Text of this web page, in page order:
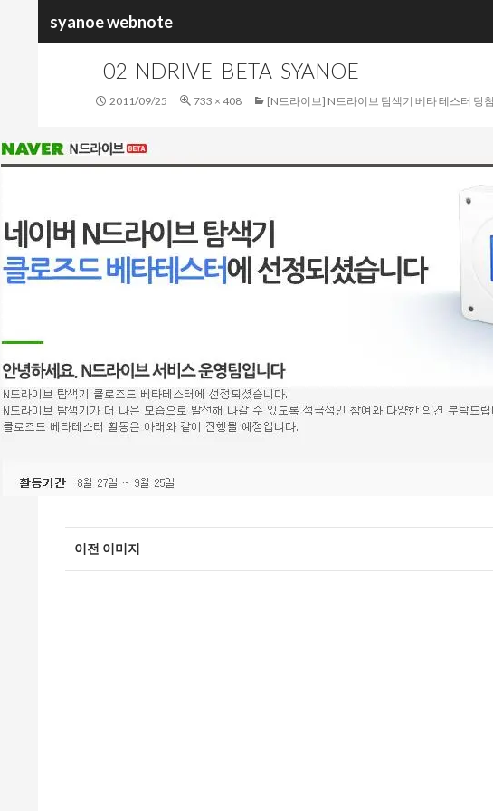
syanoe webnote
색
02_NDRIVE_BETA_SYANOE
2011/09/25 733 × 408 [N드라이브] N드라이브 탐색기 베타 테스터 당
이전 이미지